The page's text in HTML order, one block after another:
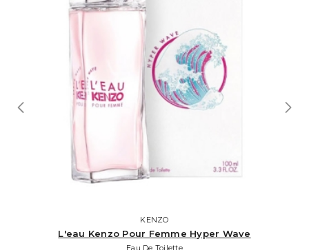
KENZO
L'eau Kenzo Pour Femme Hyper Wave
Eau De Toilette